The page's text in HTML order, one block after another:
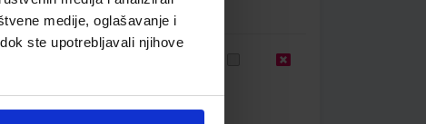
medije, oglašavanje i
ste upotrebljavali njihove